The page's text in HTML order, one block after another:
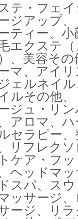
テ・フェ
ジアップ
ティー、
エクステ
、美容そ
マ、アイ
ェルネイ
ルその他
ジュ・リ
アロマ、
セラピー、
リフレク
ケア・フ
ヘッドマ
スパ、ス
ッサージ
ージ、リ